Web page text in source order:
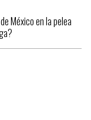
México en la pelea